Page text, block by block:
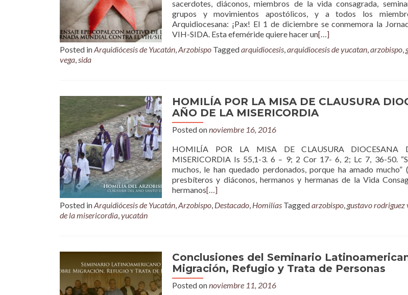
sacerdotes, diáconos, miembros de la vida consagrada,
grupos y movimientos apostólicos, y a todos los
Arquidiocesana: ¡Pax! El 1 de diciembre se conmemora la
VIH-SIDA. Esta efeméride quiere hacer un[…]
Posted inArquidiócesis de Yucatán,Arzobispo Taggedarquidiocesis,arquidiocesis de yucatan,arzobispo,
vega,sida
HOMILÍA POR LA MISA DE CLAUSURA
AÑO DE LA MISERICORDIA
Posted onnoviembre 16, 2016
HOMILÍA POR LA MISA DE CLAUSURA
MISERICORDIA Is 55,1-3. 6 – 9; 2 Cor 17- 6, 2; Lc 7, 36-50.
muchos, le han quedado perdonados, porque ha amado mucho”
presbíteros y diáconos, hermanos y hermanas de la Vida
hermanos[…]
Posted inArquidiócesis de Yucatán,Arzobispo, Destacado, Homilías Taggedarzobispo, gustavo rodriguez
de la misericordia,yucatán
Conclusiones del Seminario
Migración, Refugio y Trata de Personas
Posted onnoviembre 11, 2016